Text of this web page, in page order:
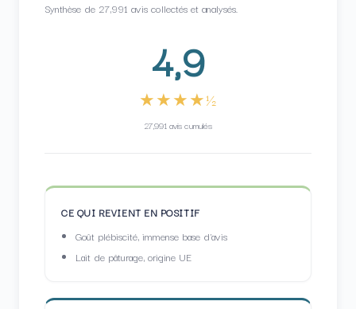
Synthèse de 27,991 avis collectés et analysés.
4,9
★★★★½
27,991 avis cumulés
CE QUI REVIENT EN POSITIF
Goût plébiscité, immense base d'avis
Lait de pâturage, origine UE